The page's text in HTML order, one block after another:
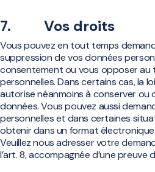
7. Vos droits
Vous pouvez en tout temps
suppression de vos données
consentement ou vous opposer
personnelles. Dans certains cas, la
autorise néanmoins à conserver
données. Vous pouvez aussi
personnelles et dans certaines
obtenir dans un format
Veuillez nous adresser votre
l’art. 8, accompagnée d’une preuve